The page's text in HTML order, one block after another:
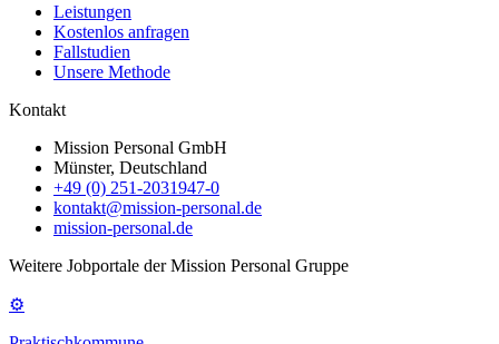
Leistungen
Kostenlos anfragen
Fallstudien
Unsere Methode
Kontakt
Mission Personal GmbH
Münster, Deutschland
+49 (0) 251-2031947-0
kontakt@mission-personal.de
mission-personal.de
Weitere Jobportale der Mission Personal Gruppe
⚙